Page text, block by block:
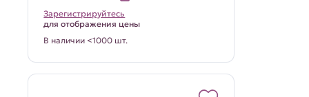
Зарегистрируйтесь
для отображения цены
В наличии <1000 шт.